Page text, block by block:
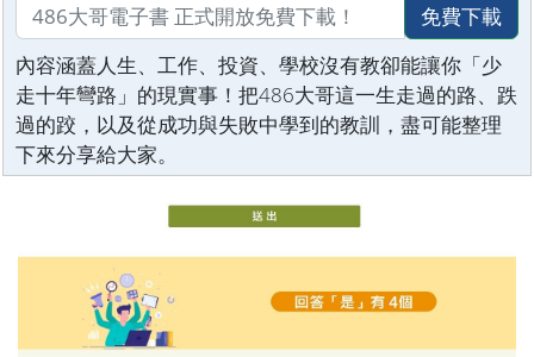
免費下載
內容涵蓋人生、工作、投資、學校沒有教卻能讓你「少
走十年彎路」的現實事！把486大哥這一生走過的路、跌
過的跤，以及從成功與失敗中學到的教訓，盡可能整理
下來分享給大家。